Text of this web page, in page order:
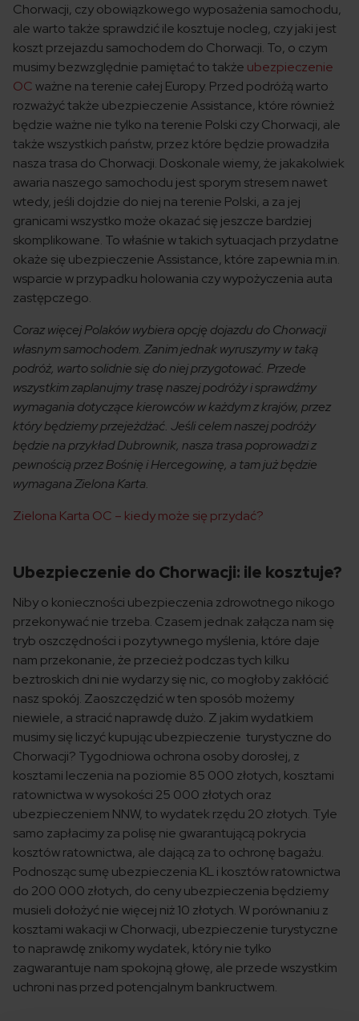
Chorwacji, czy obowiązkowego wyposażenia samochodu,
ale warto także sprawdzić ile kosztuje nocleg, czy jaki jest
koszt przejazdu samochodem do Chorwacji. To, o czym
musimy bezwzględnie pamiętać to także ubezpieczenie
OCważne na terenie całej Europy. Przed podróżą warto
rozważyć także ubezpieczenie Assistance, które również
będzie ważne nie tylko na terenie Polski czy Chorwacji, ale
także wszystkich państw, przez które będzie prowadziła
nasza trasa do Chorwacji. Doskonale wiemy, że jakakolwiek
awaria naszego samochodu jest sporym stresem nawet
wtedy, jeśli dojdzie do niej na terenie Polski, a za jej
granicami wszystko może okazać się jeszcze bardziej
skomplikowane. To właśnie w takich sytuacjach przydatne
okaże się ubezpieczenie Assistance, które zapewnia m.in.
wsparcie w przypadku holowania czy wypożyczenia auta
zastępczego.
Coraz więcej Polaków wybiera opcję dojazdu do Chorwacji
własnym samochodem. Zanim jednak wyruszymy w taką
podróż, warto solidnie się do niej przygotować. Przede
wszystkim zaplanujmy trasę naszej podróży i sprawdźmy
wymagania dotyczące kierowców w każdym z krajów, przez
który będziemy przejeżdżać. Jeśli celem naszej podróży
będzie na przykład Dubrownik, nasza trasa poprowadzi z
pewnością przez Bośnię i Hercegowinę, a tam już będzie
wymagana Zielona Karta.
Zielona Karta OC – kiedy może się przydać?
Ubezpieczenie do Chorwacji: ile kosztuje?
Niby o konieczności ubezpieczenia zdrowotnego nikogo
przekonywać nie trzeba. Czasem jednak załącza nam się
tryb oszczędności i pozytywnego myślenia, które daje
nam przekonanie, że przecież podczas tych kilku
beztroskich dni nie wydarzy się nic, co mogłoby zakłócić
nasz spokój. Zaoszczędzić w ten sposób możemy
niewiele, a stracić naprawdę dużo. Z jakim wydatkiem
musimy się liczyć kupując ubezpieczenie turystyczne do
Chorwacji? Tygodniowa ochrona osoby dorosłej, z
kosztami leczenia na poziomie 85 000 złotych, kosztami
ratownictwa w wysokości 25 000 złotych oraz
ubezpieczeniem NNW, to wydatek rzędu 20 złotych. Tyle
samo zapłacimy za polisę nie gwarantującą pokrycia
kosztów ratownictwa, ale dającą za to ochronę bagażu.
Podnosząc sumę ubezpieczenia KL i kosztów ratownictwa
do 200 000 złotych, do ceny ubezpieczenia będziemy
musieli dołożyć nie więcej niż 10 złotych. W porównaniu z
kosztami wakacji w Chorwacji, ubezpieczenie turystyczne
to naprawdę znikomy wydatek, który nie tylko
zagwarantuje nam spokojną głowę, ale przede wszystkim
uchroni nas przed potencjalnym bankructwem.